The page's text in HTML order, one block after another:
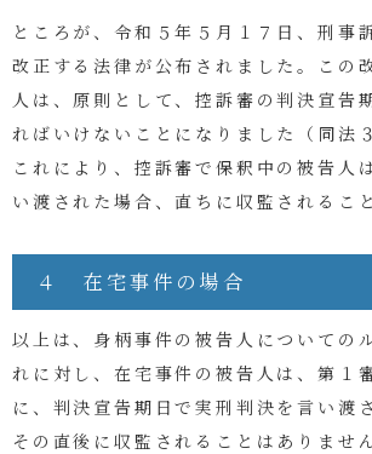
ところが、令和５年５月１７日、刑事
改正する法律が公布されました。この
人は、原則として、控訴審の判決宣告
ればいけないことになりました（同法
これにより、控訴審で保釈中の被告人
い渡された場合、直ちに収監されるこ
４ 在宅事件の場合
以上は、身柄事件の被告人についての
れに対し、在宅事件の被告人は、第１
に、判決宣告期日で実刑判決を言い渡
その直後に収監されることはありませ